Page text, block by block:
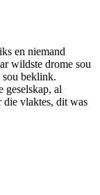
en niemand
wildste drome sou
sou beklink.
geselskap, al
die vlaktes, dit was